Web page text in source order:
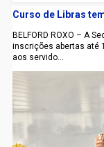
Curso de Libras
BELFORD ROXO – A
inscrições abertas até
aos servido...